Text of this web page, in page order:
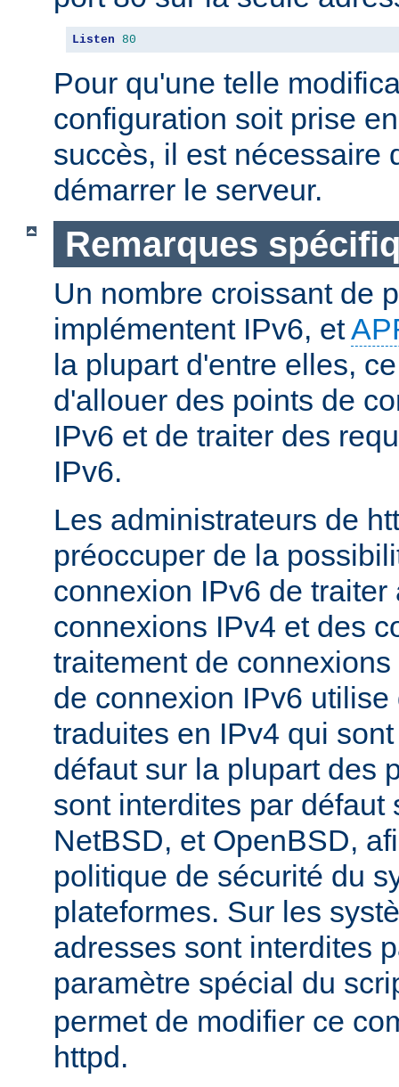
Listen 80
Pour qu'une telle
configuration soit prise
succès, il est nécessaire
démarrer le serveur.
Remarques
Un nombre croissant de
implémentent IPv6, et
la plupart d'entre elles,
d'allouer des points de
IPv6 et de traiter des
IPv6.
Les administrateurs de
préoccuper de la
connexion IPv6 de traiter
connexions IPv4 et des
traitement de
de connexion IPv6
traduites en IPv4 qui
défaut sur la plupart des
sont interdites par défaut
NetBSD, et OpenBSD,
politique de sécurité du
plateformes. Sur les
adresses sont interdites
paramètre spécial du
permet de modifier ce
httpd.